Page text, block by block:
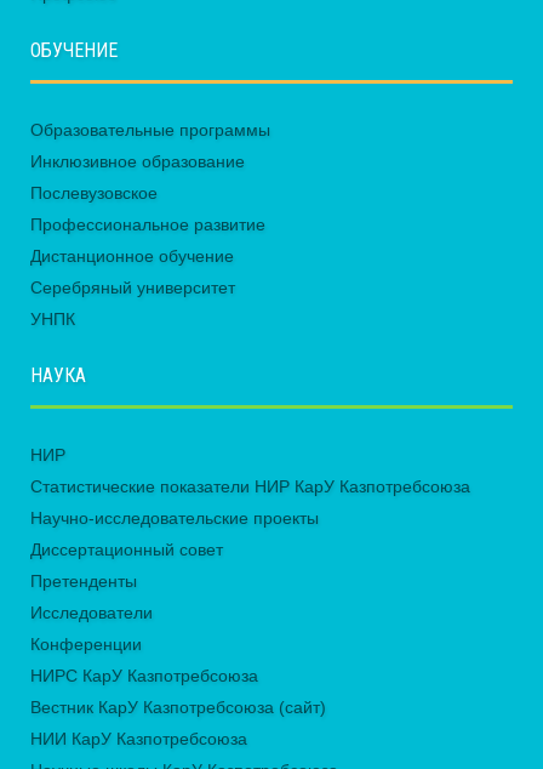
ОБУЧЕНИЕ
Образовательные программы
Инклюзивное образование
Послевузовское
Профессиональное развитие
Дистанционное обучение
Серебряный университет
УНПК
НАУКА
НИР
Статистические показатели НИР КарУ Казпотребсоюза
Научно-исследовательские проекты
Диссертационный совет
Претенденты
Исследователи
Конференции
НИРС КарУ Казпотребсоюза
Вестник КарУ Казпотребсоюза (сайт)
НИИ КарУ Казпотребсоюза